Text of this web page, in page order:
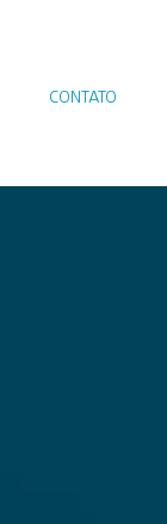
CONTATO